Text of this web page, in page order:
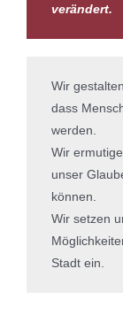
verändert.
Wir
dass
werden.
Wir
unser
können.
Wir setzen
Stadt ein.